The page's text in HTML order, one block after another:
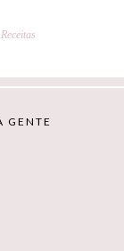
Receitas
GENTE